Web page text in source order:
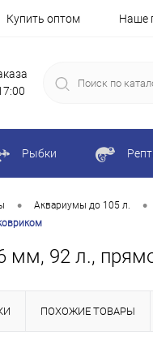
Купить оптом Наше
Рыбки
• Аквариумы до 105 л. •
мм, 92 л.,
ПОХОЖИЕ ТОВАРЫ